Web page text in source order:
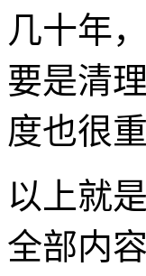
几十年
要是清
度也很重
以上就
全部内